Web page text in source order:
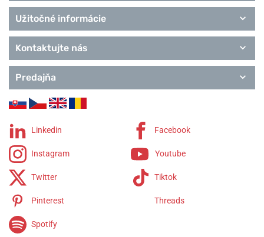
Užitočné informácie
Kontaktujte nás
Predajňa
Linkedin Facebook
Instagram Youtube
Twitter Tiktok
Pinterest Threads
Spotify